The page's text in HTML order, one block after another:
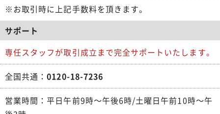
※お取引時に上記手数料を頂きます。
サポート
専任スタッフが取引成立まで完全サポートいたします。
全国共通：0120-18-7236
営業時間：平日午前9時～午後6時/土曜日午前10時～午